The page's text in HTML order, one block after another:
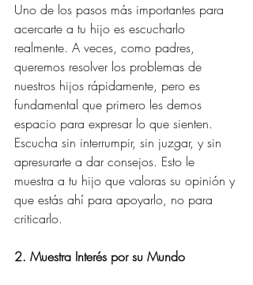
Uno de los pasos más importantes para
acercarte a tu hijo es escucharlo
realmente. A veces, como padres,
queremos resolver los problemas de
nuestros hijos rápidamente, pero es
fundamental que primero les demos
espacio para expresar lo que sienten.
Escucha sin interrumpir, sin juzgar, y sin
apresurarte a dar consejos. Esto le
muestra a tu hijo que valoras su opinión y
que estás ahí para apoyarlo, no para
criticarlo.
2. Muestra Interés por su Mundo